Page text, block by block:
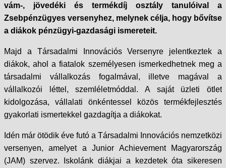
vám-, jövedéki és termékdíj osztály tanulóival a
Zsebpénzügyes versenyhez, melynek célja, hogy bővítse
a diákok pénzügyi-gazdasági ismereteit.
Majd a Társadalmi Innovációs Versenyre jelentkeztek a
diákok, ahol a fiatalok személyesen ismerkedhetnek meg a
társadalmi vállalkozás fogalmával, illetve magával a
vállalkozói léttel, szemléletmóddal. A saját üzleti ötlet
kidolgozása, vállalati önkéntessel közös termékfejlesztés
gyakorlati ismertekkel gazdagítja a diákokat.
Idén már ötödik éve futó a Társadalmi Innovációs nemzetközi
versenyen, amelyet a Junior Achievement Magyarország
(JAM) szervez. Iskolánk diákjai a kezdetek óta sikeresen